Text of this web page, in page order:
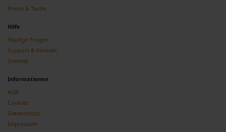
Preise & Tarife
Hilfe
Häufige Fragen
Support & Kontakt
Sitemap
Informationen
AGB
Cookies
Datenschutz
Impressum